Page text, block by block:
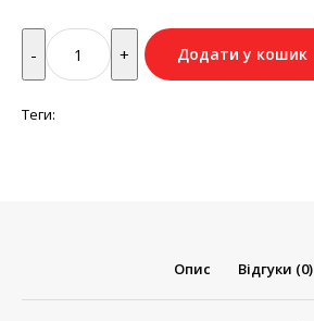
Quantity
Додати у кошик
Теги:
Опис Відгуки (0)